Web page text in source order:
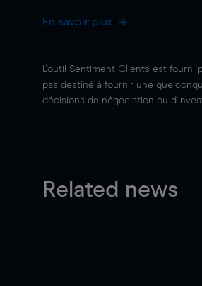
En savoir plus
L'outil Sentiment Clients est fourni
pas destiné à fournir une
décisions de négociation ou
Related news